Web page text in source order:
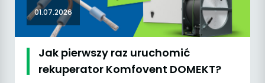
01.07.2026
Jak pierwszy raz uruchomić
rekuperator Komfovent DOMEKT?